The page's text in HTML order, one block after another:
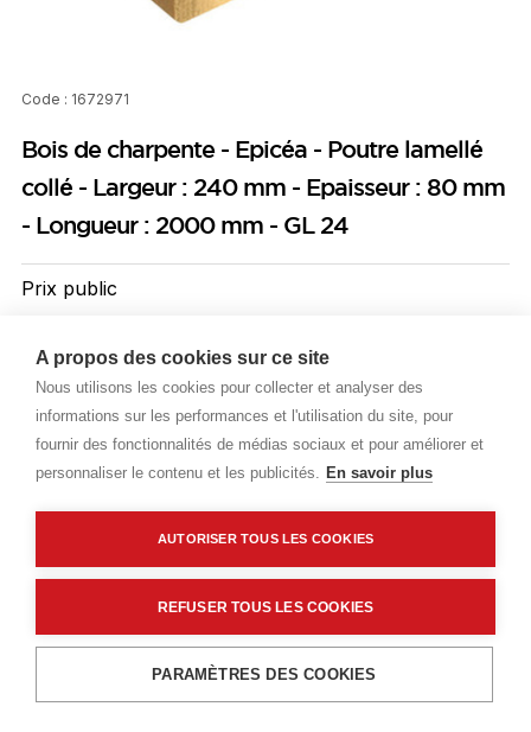
A propos des cookies sur ce site
Nous utilisons les cookies pour collecter et analyser des
informations sur les performances et l'utilisation du site, pour
fournir des fonctionnalités de médias sociaux et pour améliorer et
personnaliser le contenu et les publicités. En savoir plus
AUTORISER TOUS LES COOKIES
REFUSER TOUS LES COOKIES
PARAMÈTRES DES COOKIES
Code : 1672971
Bois de charpente - Epicéa - Poutre lamellé
collé - Largeur : 240 mm - Epaisseur : 80 mm
- Longueur : 2000 mm - GL 24
Prix public
41,75 €TTC/ML
Livraisons & enlèvement
Livraison standard Sur commande
Description détaillée
Ajouter au panier